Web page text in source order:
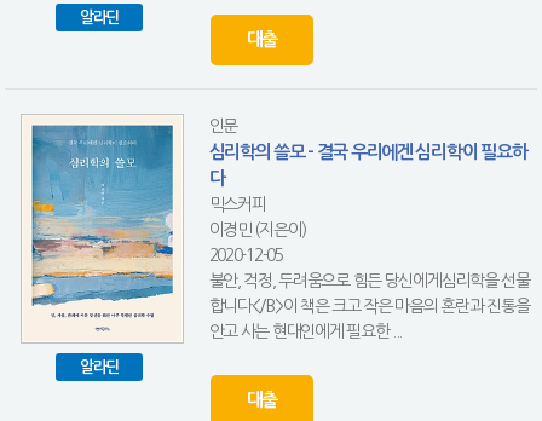
알라딘
대출
알라딘
인문
심리학의 쓸모 - 결국 우리에겐 심리학이 필요하
다
믹스커피
이경민 (지은이)
2020-12-05
불안, 걱정, 두려움으로 힘든 당신에게심리학을 선물
합니다</B>이 책은 크고 작은 마음의 혼란과 진통을
안고 사는 현대인에게 필요한 ...
대출